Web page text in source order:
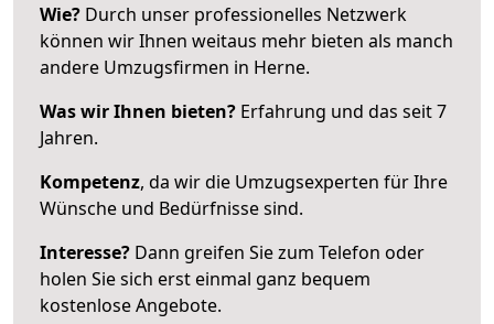
Wie? Durch unser professionelles Netzwerk
können wir Ihnen weitaus mehr bieten als manch
andere Umzugsfirmen in Herne.
Was wir Ihnen bieten? Erfahrung und das seit 7
Jahren.
Kompetenz, da wir die Umzugsexperten für Ihre
Wünsche und Bedürfnisse sind.
Interesse? Dann greifen Sie zum Telefon oder
holen Sie sich erst einmal ganz bequem
kostenlose Angebote.